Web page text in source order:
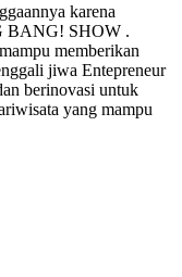
karena
BANG! SHOW .
memberikan
jiwa Entepreneur
berinovasi untuk
yang mampu